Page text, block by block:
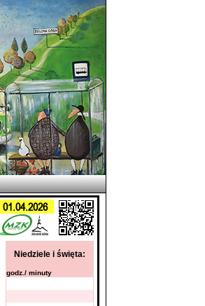
01.04.2026
Niedziele i święta:
godz./ minuty